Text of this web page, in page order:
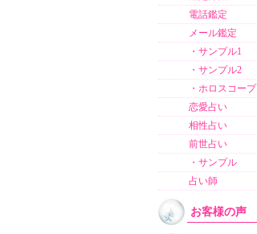
電話鑑定
メール鑑定
・サンプル1
・サンプル2
・ホロスコープ
恋愛占い
相性占い
前世占い
・サンプル
占い師
お客様の声